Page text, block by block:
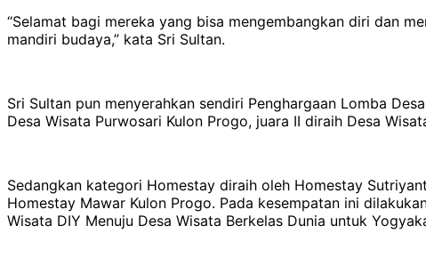
“Selamat bagi mereka yang bisa mengembangkan diri dan
mandiri budaya,” kata Sri Sultan.
Sri Sultan pun menyerahkan sendiri Penghargaan Lomba
Desa Wisata Purwosari Kulon Progo, juara II diraih Desa
Sedangkan kategori Homestay diraih oleh Homestay
Homestay Mawar Kulon Progo. Pada kesempatan ini
Wisata DIY Menuju Desa Wisata Berkelas Dunia untuk